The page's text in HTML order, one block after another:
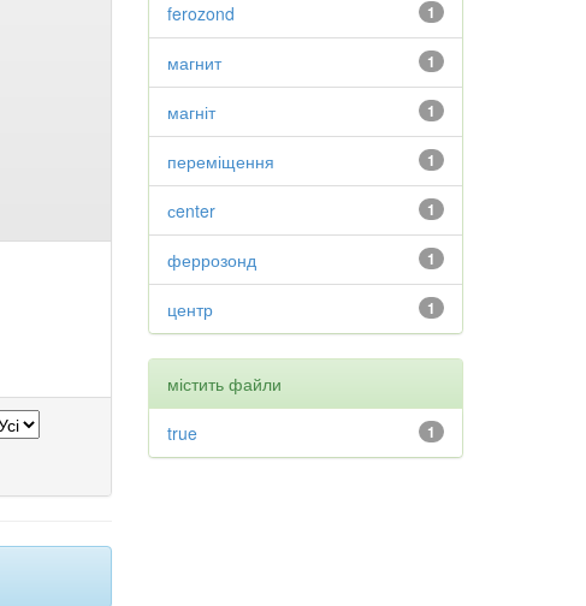
1
ferozond
1
магнит
1
магніт
1
переміщення
1
сenter
1
феррозонд
1
центр
містить файли
1
true